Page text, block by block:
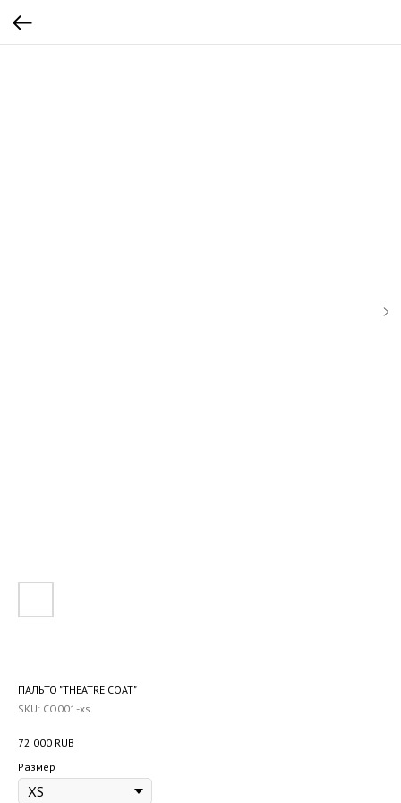
ПАЛЬТО "THEATRE COAT"
SKU: CO001-xs
72 000 RUB
Размер